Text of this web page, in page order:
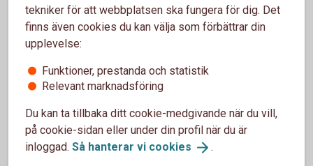
tekniker för att webbplatsen ska fungera för dig. Det
finns även cookies du kan välja som förbättrar din
upplevelse:
Funktioner, prestanda och statistik
Relevant marknadsföring
Du kan ta tillbaka ditt cookie-medgivande när du vill,
på cookie-sidan eller under din profil när du är
inloggad. Så hanterar vi cookies .